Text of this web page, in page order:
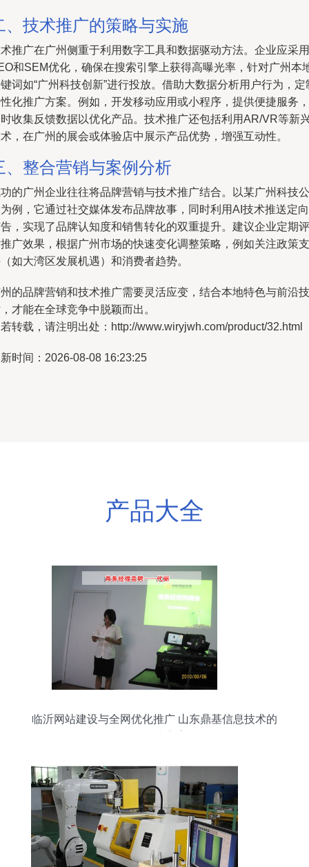
、技术推广的策略与实施
推广在广州侧重于利用数字工具和数据驱动方法。企业应采用
和SEM优化，确保在搜索引擎上获得高曝光率，针对广州本
词如“广州科技创新”进行投放。借助大数据分析用户行为，定
化推广方案。例如，开发移动应用或小程序，提供便捷服务，
收集反馈数据以优化产品。技术推广还包括利用AR/VR等新
，在广州的展会或体验店中展示产品优势，增强互动性。
、整合营销与案例分析
的广州企业往往将品牌营销与技术推广结合。以某广州科技公
例，它通过社交媒体发布品牌故事，同时利用AI技术推送定向
，实现了品牌认知度和销售转化的双重提升。建议企业定期评
广效果，根据广州市场的快速变化调整策略，例如关注政策支
如大湾区发展机遇）和消费者趋势。
的品牌营销和技术推广需要灵活应变，结合本地特色与前沿技
才能在全球竞争中脱颖而出。
转载，请注明出处：http://www.wiryjwh.com/product/32.html
时间：2026-08-08 16:23:25
产品大全
临沂网站建设与全网优化推广 山东鼎基信息技术的